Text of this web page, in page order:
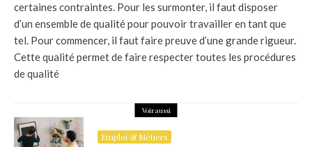
certaines contraintes. Pour les surmonter, il faut disposer
d’un ensemble de qualité pour pouvoir travailler en tant que
tel. Pour commencer, il faut faire preuve d’une grande rigueur.
Cette qualité permet de faire respecter toutes les procédures
de qualité
Voir aussi
Emploi & Métiers